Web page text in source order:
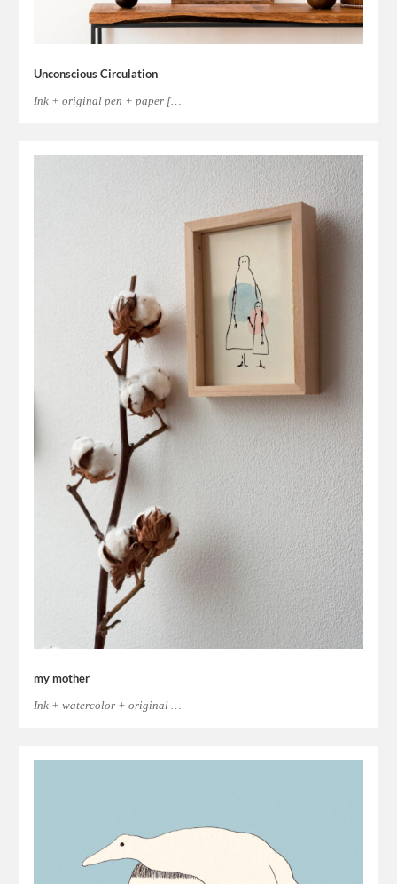
Unconscious Circulation
Ink + original pen + paper […
my mother
Ink + watercolor + original …